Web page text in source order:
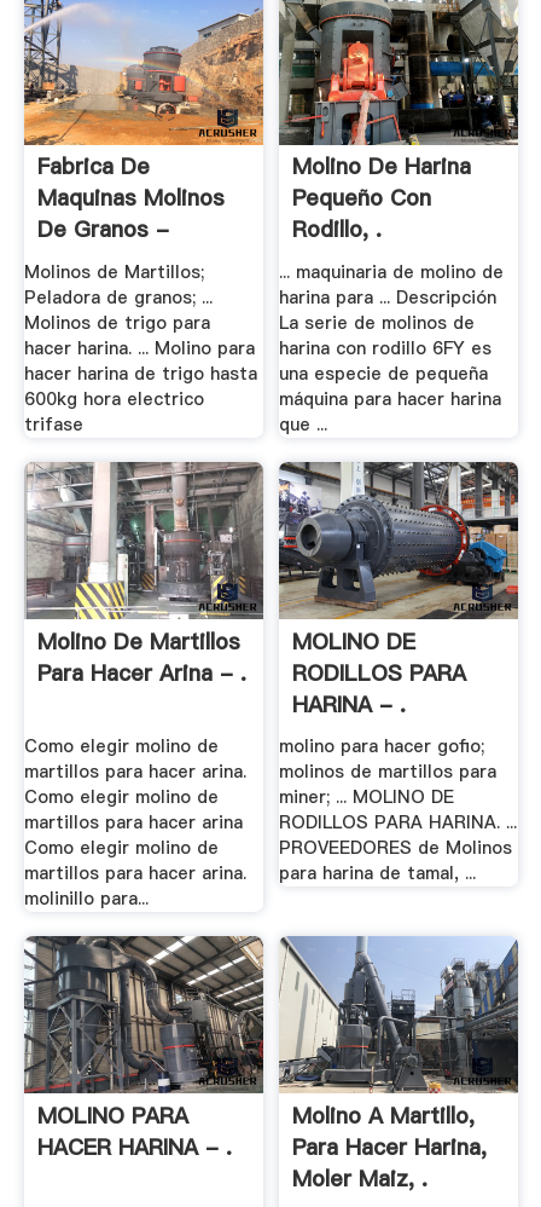
Fabrica De
Maquinas Molinos
De Granos -
Meelko
Molinos de Martillos;
Peladora de granos; ...
Molinos de trigo para
hacer harina. ... Molino para
hacer harina de trigo hasta
600kg hora electrico
trifase
Molino De Harina
Pequeño Con
Rodillo, .
... maquinaria de molino de
harina para ... Descripción
La serie de molinos de
harina con rodillo 6FY es
una especie de pequeña
máquina para hacer harina
que ...
Molino De Martillos
Para Hacer Arina - .
Como elegir molino de
martillos para hacer arina.
Como elegir molino de
martillos para hacer arina
Como elegir molino de
martillos para hacer arina.
molinillo para...
MOLINO DE
RODILLOS PARA
HARINA - .
molino para hacer gofio;
molinos de martillos para
miner; ... MOLINO DE
RODILLOS PARA HARINA. ...
PROVEEDORES de Molinos
para harina de tamal, ...
MOLINO PARA
HACER HARINA - .
Molino A Martillo,
Para Hacer Harina,
Moler Maiz, .